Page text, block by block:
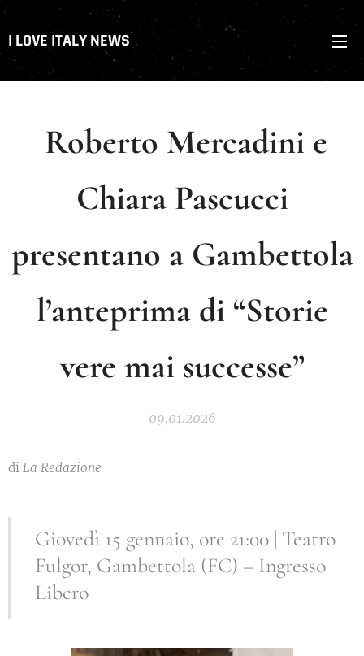
I LOVE ITALY NEWS
Roberto Mercadini e
Chiara Pascucci
presentano a Gambettola
l’anteprima di “Storie
vere mai successe”
09.01.2026
di La Redazione
Giovedì 15 gennaio, ore 21:00 | Teatro
Fulgor, Gambettola (FC) – Ingresso
Libero